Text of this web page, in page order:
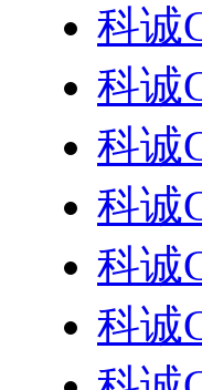
科诚
科诚
科诚
科诚
科诚
科诚